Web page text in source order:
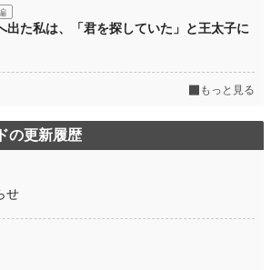
出た私は、「君を探していた」と王太子に
もっと見る
の更新履歴
せ